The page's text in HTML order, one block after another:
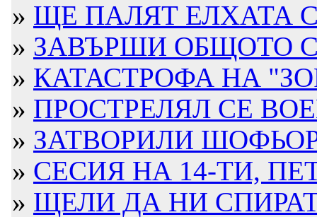
» ЩЕ ПАЛЯТ ЕЛХАТА
» ЗАВЪРШИ ОБЩОТО
» КАТАСТРОФА НА
» ПРОСТРЕЛЯЛ СЕ
» ЗАТВОРИЛИ
» СЕСИЯ НА 14-ТИ,
» ЩЕЛИ ДА НИ